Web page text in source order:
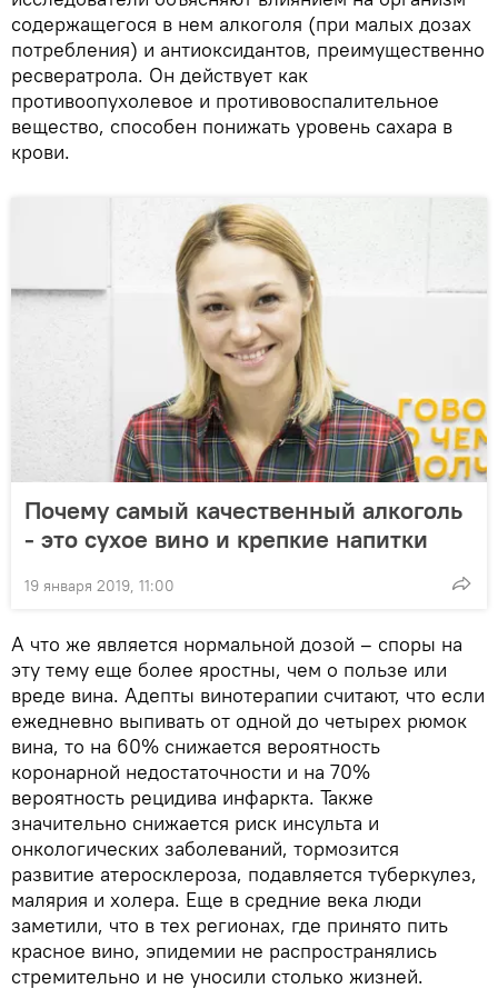
содержащегося в нем алкоголя (при малых дозах
потребления) и антиоксидантов, преимущественно
ресвератрола. Он действует как
противоопухолевое и противовоспалительное
вещество, способен понижать уровень сахара в
крови.
Почему самый качественный алкоголь
- это сухое вино и крепкие напитки
19 января 2019, 11:00
А что же является нормальной дозой – споры на
эту тему еще более яростны, чем о пользе или
вреде вина. Адепты винотерапии считают, что если
ежедневно выпивать от одной до четырех рюмок
вина, то на 60% снижается вероятность
коронарной недостаточности и на 70%
вероятность рецидива инфаркта. Также
значительно снижается риск инсульта и
онкологических заболеваний, тормозится
развитие атеросклероза, подавляется туберкулез,
малярия и холера. Еще в средние века люди
заметили, что в тех регионах, где принято пить
красное вино, эпидемии не распространялись
стремительно и не уносили столько жизней.